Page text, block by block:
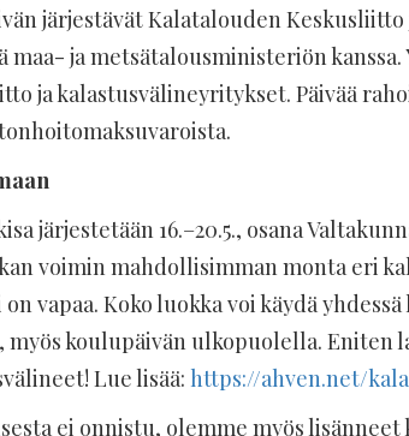
järjestävät Kalatalouden
maa- ja metsätalousministeriön
ja kalastusvälineyritykset. Päivää
järjestetään 16.–20.5., osana
voimin mahdollisimman monta eri
vapaa. Koko luokka voi käydä
koulupäivän ulkopuolella. Eniten
Lue lisää: https://ahven.net/
ei onnistu, olemme myös